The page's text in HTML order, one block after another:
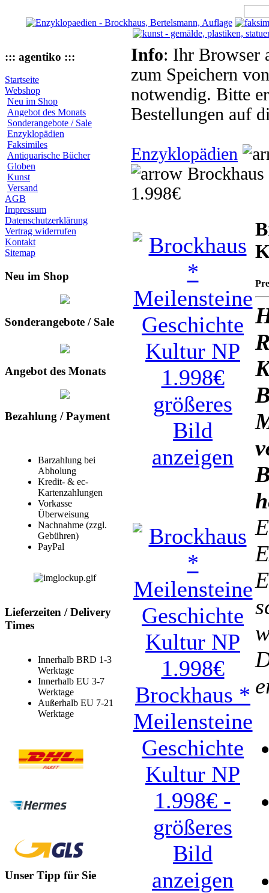
::: agentiko :::
Startseite
Webshop
Neu im Shop
Angebot des Monats
Sonderangebote / Sale
Enzyklopädien
Faksimiles
Antiquarische Bücher
Globen
Kunst
Versand
AGB
Impressum
Datenschutzerklärung
Vertrag widerrufen
Kontakt
Sitemap
Neu im Shop
Sonderangebote / Sale
Angebot des Monats
Bezahlung / Payment
Barzahlung bei
Abholung
Kredit- & ec-
Kartenzahlungen
Vorkasse
Überweisung
Nachnahme (zzgl.
Gebühren)
PayPal
Lieferzeiten / Delivery
Times
Innerhalb BRD 1-3
Werktage
Innerhalb EU 3-7
Werktage
Außerhalb EU 7-21
Werktage
Unser Tipp für Sie
Info: Ihr Browser
zum Speichern
notwendig. Bitte
Bestellungen auf
Enzyklopädien
1.998€
größeres
Bild
anzeigen
Brockhaus *
Meilensteine
Geschichte
Kultur NP
1.998€ -
größeres
Bild
anzeigen